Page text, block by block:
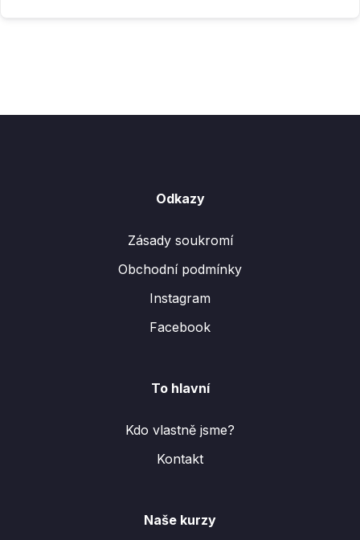
Odkazy
Zásady soukromí
Obchodní podmínky
Instagram
Facebook
To hlavní
Kdo vlastně jsme?
Kontakt
Naše kurzy